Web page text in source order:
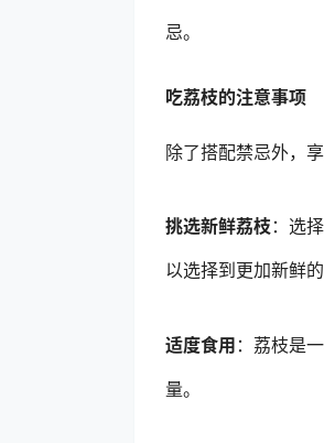
忌。
吃荔枝的注意事项
除了搭配禁忌外，
挑选新鲜荔枝 ：选
以选择到更加新鲜的
适度食用 ：荔枝是
量。